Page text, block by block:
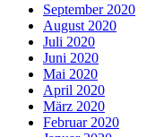
September 2020
August 2020
Juli 2020
Juni 2020
Mai 2020
April 2020
März 2020
Februar 2020